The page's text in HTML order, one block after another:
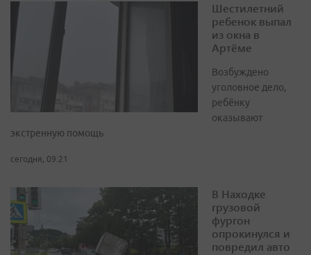
Шестилетний
ребенок выпал
из окна в
Артёме
Возбуждено
уголовное дело,
ребёнку
оказывают
экстренную помощь
сегодня, 09:21
В Находке
грузовой
фургон
опрокинулся и
повредил авто